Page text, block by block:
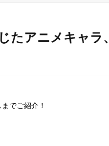
たアニメキャラ、
でご紹介！